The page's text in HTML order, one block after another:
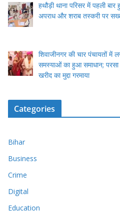
हथौड़ी थाना परिसर में पहली
अपराध और शराब तस्करी पर सख्त
शिवाजीनगर की चार पंचायतों में
समस्याओं का हुआ समाधान;
खरीद का मुद्दा गरमाया
Categories
Bihar
Business
Crime
Digital
Education